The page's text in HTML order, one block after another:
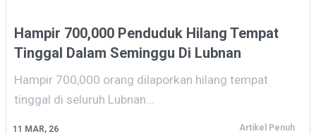
Hampir 700,000 Penduduk Hilang Tempat
Tinggal Dalam Seminggu Di Lubnan
11 MAR, 26
Hampir 700,000 orang dilaporkan hilang tempat
tinggal di seluruh Lubnan…
Artikel Penuh